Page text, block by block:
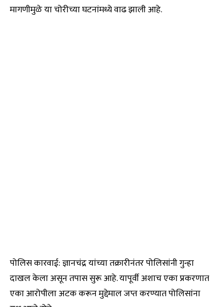
मागणीमुळे या चोरीच्या घटनांमध्ये वाढ झाली आहे.
पोलिस कारवाई: ज्ञानचंद्र यांच्या तक्रारीनंतर पोलिसांनी गुन्हा
दाखल केला असून तपास सुरू आहे. यापूर्वी अशाच एका प्रकरणात
एका आरोपीला अटक करून मुद्देमाल जप्त करण्यात पोलिसांना